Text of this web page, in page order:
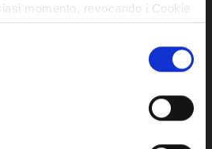
momento, revocando i Cookie
direttamente dalle